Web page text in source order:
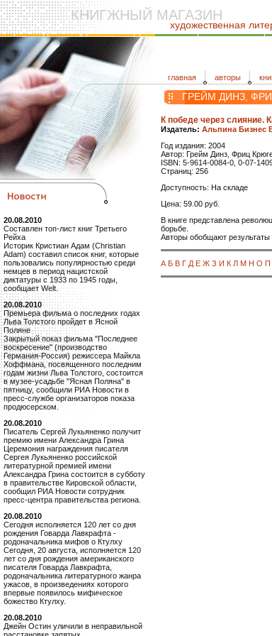
КНИГЖНЫЙ МАГАЗИН
художественная
главная авторы
20.08.2010
Составлен топ-лист книг Третьего
Рейха
Историк Кристиан Адам (Christian
Adam) составил список книг, которые
пользовались популярностью среди
немцев в период нацистской
диктатуры с 1933 по 1945 годы,
сообщает Welt.
20.08.2010
Премьера фильма о последних годах
Льва Толстого пройдет в Ясной
Поляне
Закрытый показ фильма "Последнее
воскресение" (производство
Германия-Россия) режиссера Майкла
Хоффмана, посвященного последним
годам жизни Льва Толстого, состоится
в музее-усадьбе "Ясная Поляна" в
пятницу, сообщили РИА Новости в
пресс-службе организаторов показа
продюсерском.
20.08.2010
Писатель Сергей Лукьяненко получит
премию имени Александра Грина
Церемония награждения писателя
Сергея Лукьяненко российской
литературной премией имени
Александра Грина состоится в субботу
в правительстве Кировской области,
сообщил РИА Новости сотрудник
пресс-центра правительства региона.
20.08.2010
Сегодня исполняется 120 лет со дня
рождения Говарда Лавкрафта -
родоначальника мифов о Ктулху
Сегодня, 20 августа, исполняется 120
лет со дня рождения американского
писателя Говарда Лавкрафта,
родоначальника литературного жанра
ужасов, в произведениях которого
впервые появилось мифическое
божество Ктулху.
20.08.2010
Джейн Остин уличили в неправильной
ГРЕЙМ ДИНЗ,
К победе через слияние.
Издатель: Альпина Бизнес
Год издания: 2004
Автор: Грейм Динз, Фриц
ISBN: 5-9614-0084-0, 0-07-
Страниц: 256
Доступность: На складе
Цена: 59.00 руб.
В книге представлена
борьбе.
Авторы обобщают результаты
А Б В Г Д Е Ж З И К Л М Н О П